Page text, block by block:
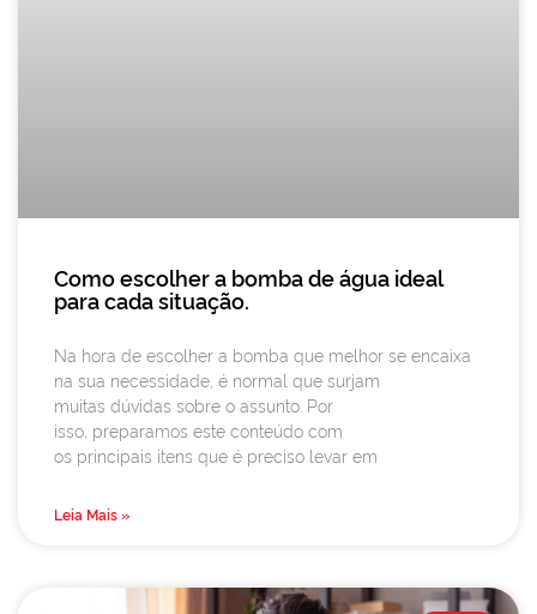
Como escolher a bomba de água ideal
para cada situação.
Na hora de escolher a bomba que melhor se encaixa
na sua necessidade, é normal que surjam
muitas dúvidas sobre o assunto. Por
isso, preparamos este conteúdo com
os principais itens que é preciso levar em
Leia Mais »